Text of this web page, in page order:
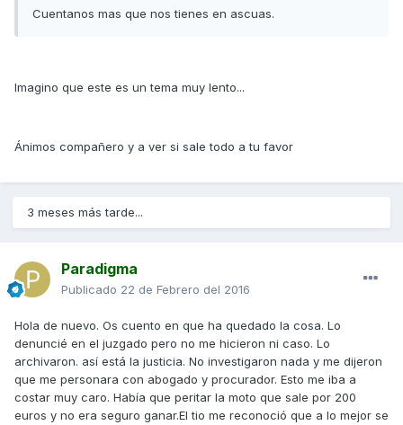
Cuentanos mas que nos tienes en ascuas.
Imagino que este es un tema muy lento...
Ánimos compañero y a ver si sale todo a tu favor
3 meses más tarde...
Paradigma
Publicado 22 de Febrero del 2016
Hola de nuevo. Os cuento en que ha quedado la cosa. Lo
denuncié en el juzgado pero no me hicieron ni caso. Lo
archivaron. así está la justicia. No investigaron nada y me dijeron
que me personara con abogado y procurador. Esto me iba a
costar muy caro. Había que peritar la moto que sale por 200
euros y no era seguro ganar.El tio me reconoció que a lo mejor se